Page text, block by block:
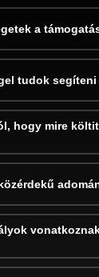
a
tudok
hogy mire